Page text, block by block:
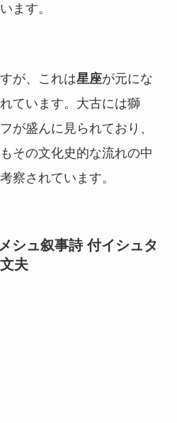
ます。
が、これは星座が元にな
ています。大古には獅
が盛んに見られており、
その文化史的な流れの中
察されています。
シュ叙事詩 付イシュタ
夫